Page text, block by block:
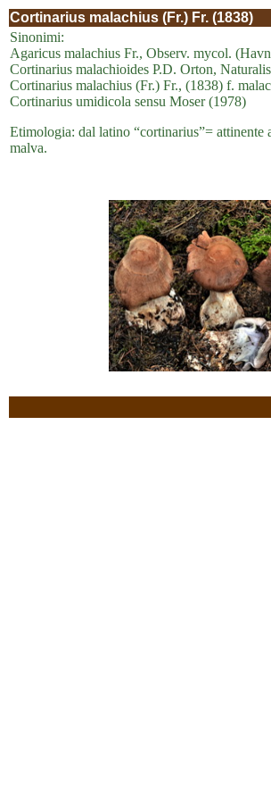
Cortinarius malachius (Fr.) Fr. (1838)
Sinonimi:
Agaricus malachius Fr., Observ. mycol.
Cortinarius malachioides P.D. Orton,
Cortinarius malachius (Fr.) Fr., (1838) f.
Cortinarius umidicola sensu Moser (1978)
Etimologia: dal latino “cortinarius”= attinente
malva.